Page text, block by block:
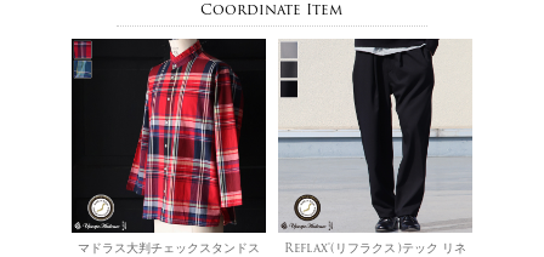
Coordinate Item
マドラス大判チェックスタンドス Reflax®(リフラクス)テック リネ